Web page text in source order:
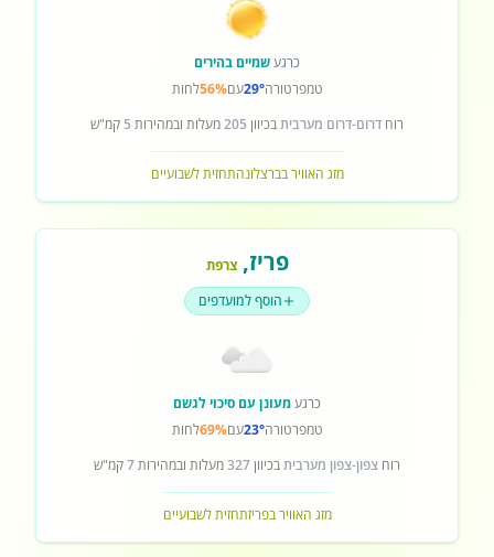
כרגעשמיים בהירים
טמפרטורה29°עם56%לחות
רוח דרום-דרום מערביתבכיוון 205מעלות ובמהירות 5 קמ"ש
מזג האוויר בברצלונהתחזית לשבועיים
פריז,צרפת
הוסף למועדפים
כרגעמעונן עם סיכוי לגשם
טמפרטורה23°עם69%לחות
רוח צפון-צפון מערביתבכיוון327מעלות ובמהירות7קמ"ש
מזג האוויר בפריזתחזית לשבועיים